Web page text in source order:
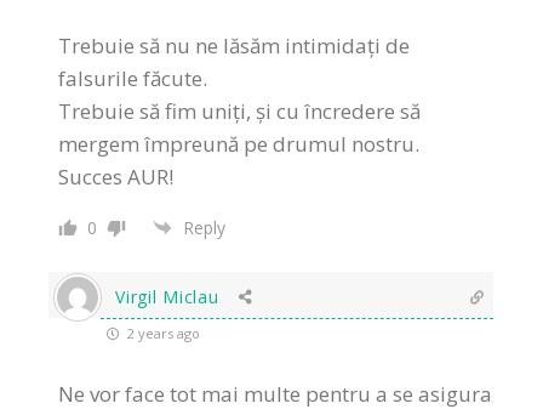
Trebuie să nu ne lăsăm intimidați de
falsurile făcute.
Trebuie să fim uniți, și cu încredere să
mergem împreună pe drumul nostru.
Succes AUR!
0 Reply
Virgil Miclau
2 years ago
Ne vor face tot mai multe pentru a se asigura